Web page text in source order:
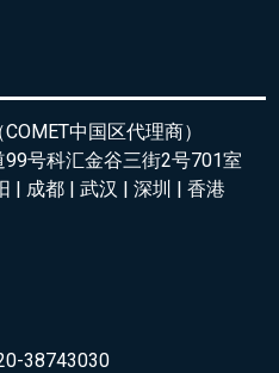
中国区代理商）
号科汇金谷三街2号701室
| 成都 | 武汉 | 深圳 | 香港
38743030